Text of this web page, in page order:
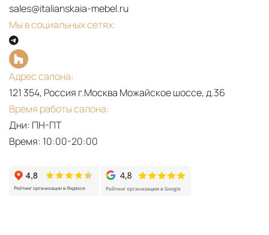
sales@italianskaia-mebel.ru
Мы в социальных сетях:
Адрес салона:
121 354, Россия г.Москва Можайское шоссе, д.36
Время работы салона:
Дни: ПН-ПТ
Время: 10:00-20:00